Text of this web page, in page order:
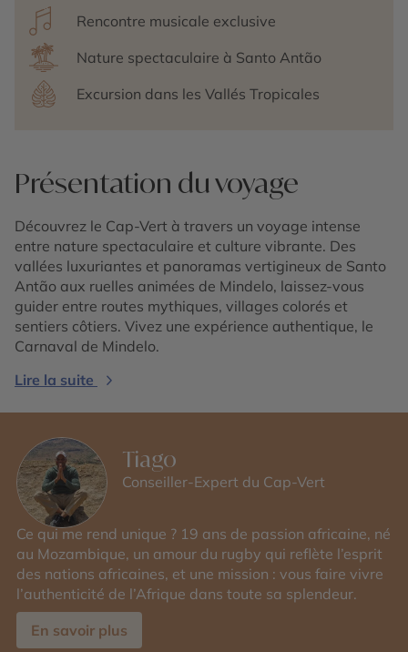
Rencontre musicale exclusive
Nature spectaculaire à Santo Antão
Excursion dans les Vallés Tropicales
Présentation du voyage
Découvrez le Cap-Vert à travers un voyage intense
entre nature spectaculaire et culture vibrante. Des
vallées luxuriantes et panoramas vertigineux de Santo
Antão aux ruelles animées de Mindelo, laissez-vous
guider entre routes mythiques, villages colorés et
sentiers côtiers. Vivez une expérience authentique, le
Carnaval de Mindelo.
Lire la suite
Tiago
Conseiller-Expert du Cap-Vert
Ce qui me rend unique ? 19 ans de passion africaine, né
au Mozambique, un amour du rugby qui reflète l’esprit
des nations africaines, et une mission : vous faire vivre
l’authenticité de l’Afrique dans toute sa splendeur.
En savoir plus